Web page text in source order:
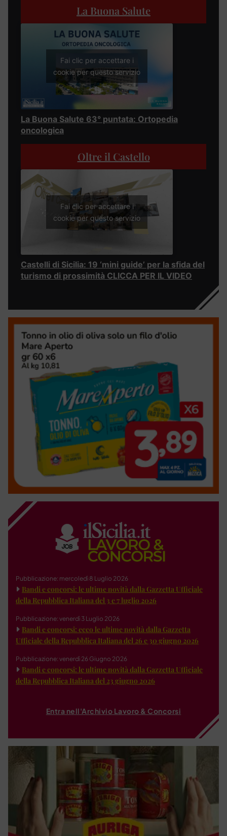
La Buona Salute
Fai clic per accettare i
cookie per questo servizio
La Buona Salute 63° puntata: Ortopedia
oncologica
Oltre il Castello
Fai clic per accettare i
cookie per questo servizio
Castelli di Sicilia: 19 ‘mini guide’ per la sfida del
turismo di prossimità CLICCA PER IL VIDEO
Pubblicazione: mercoledì 8 Luglio 2026
Bandi e concorsi: le ultime novità dalla Gazzetta Ufficiale
della Repubblica Italiana del 3 e 7 luglio 2026
Pubblicazione: venerdì 3 Luglio 2026
Bandi e concorsi: ecco le ultime novità dalla Gazzetta
Ufficiale della Repubblica Italiana del 26 e 30 giugno 2026
Pubblicazione: venerdì 26 Giugno 2026
Bandi e concorsi: le ultime novità dalla Gazzetta Ufficiale
della Repubblica Italiana del 23 giugno 2026
Entra nell'Archivio Lavoro & Concorsi